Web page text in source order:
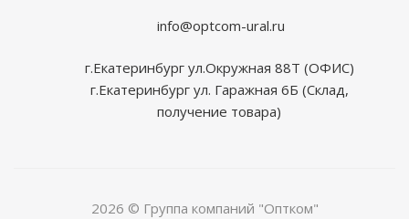
info@optcom-ural.ru
г.Екатеринбург ул.Окружная 88Т (ОФИС)
г.Екатеринбург ул. Гаражная 6Б (Склад,
получение товара)
2026 © Группа компаний "Оптком"